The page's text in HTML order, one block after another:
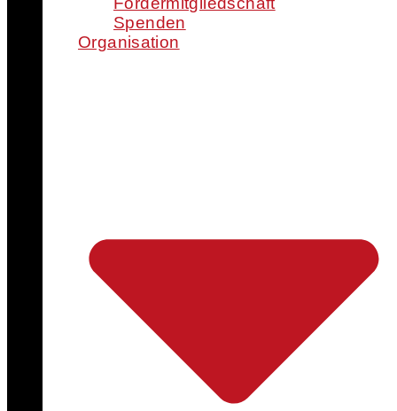
Spenden
Organisation